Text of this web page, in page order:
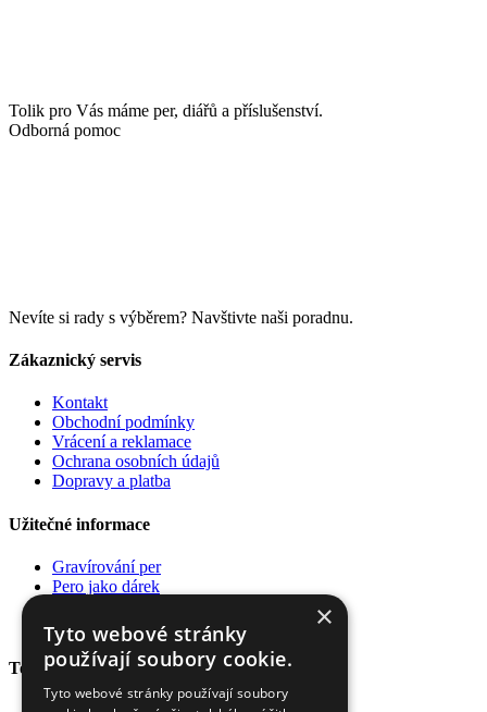
Tolik pro Vás máme per, diářů a příslušenství.
Odborná pomoc
Nevíte si rady s výběrem? Navštivte naši poradnu.
Zákaznický servis
Kontakt
Obchodní podmínky
Vrácení a reklamace
Ochrana osobních údajů
Dopravy a platba
Užitečné informace
Gravírování per
Pero jako dárek
Pro firmy
Top kategorie
×
Tyto webové stránky
používají soubory cookie.
Tyto webové stránky používají soubory